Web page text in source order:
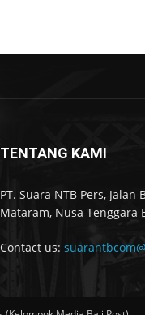
TENTANG KAMI
PT. Suara NTB Pers,
Mataram, Nusa Tenggara
Contact us: